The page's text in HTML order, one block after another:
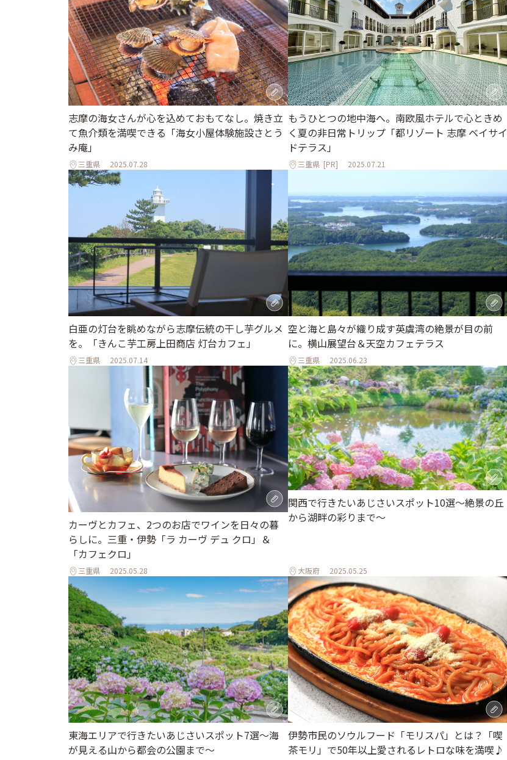
志摩の海女さんが心を込めておもてなし。焼き立
て魚介類を満喫できる「海女小屋体験施設さとう
み庵」
三重県 2025.07.28
もうひとつの地中海へ。南欧風ホテルで心ときめ
く夏の非日常トリップ「都リゾート 志摩 ベイサイ
ドテラス」
三重県 [PR] 2025.07.21
白亜の灯台を眺めながら志摩伝統の干し芋グルメ
を。「きんこ芋工房上田商店 灯台カフェ」
三重県 2025.07.14
空と海と島々が織り成す英虞湾の絶景が目の前
に。横山展望台＆天空カフェテラス
三重県 2025.06.23
カーヴとカフェ、2つのお店でワインを日々の暮
らしに。三重・伊勢「ラ カーヴ デュ クロ」＆
「カフェクロ」
三重県 2025.05.28
関西で行きたいあじさいスポット10選〜絶景の丘
から湖畔の彩りまで〜
大阪府 2025.05.25
東海エリアで行きたいあじさいスポット7選～海
が見える山から都会の公園まで～
伊勢市民のソウルフード「モリスパ」とは？「喫
茶モリ」で50年以上愛されるレトロな味を満喫♪